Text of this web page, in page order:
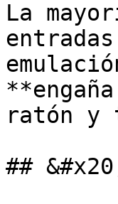
La
ratón y
##